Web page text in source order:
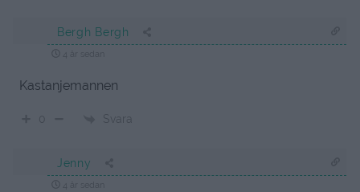
Bergh Bergh
4 år sedan
Kastanjemannen
Svara
Jenny
4 år sedan